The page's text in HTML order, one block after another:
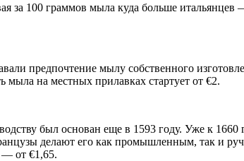
100 граммов мыла куда больше итальянцев
предпочтение мылу собственного
на местных прилавках стартует от €2.
был основан еще в 1593 году. Уже к
делают его как промышленным, так и
— от €1,65.